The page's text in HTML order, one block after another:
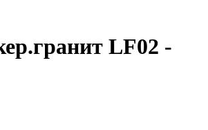
LF02 -